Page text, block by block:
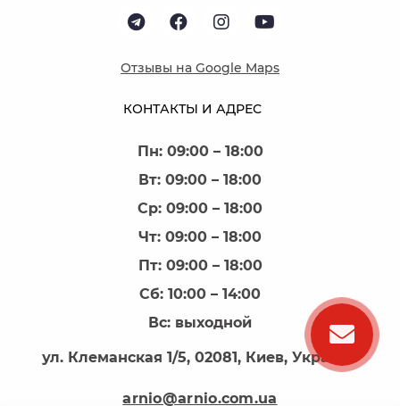
КОНТАКТЫ И АДРЕС
Пн: 09:00 – 18:00
Вт: 09:00 – 18:00
Ср: 09:00 – 18:00
Чт: 09:00 – 18:00
Пт: 09:00 – 18:00
Сб: 10:00 – 14:00
Вс: выходной
ул. Клеманская 1/5, 02081, Киев, Украина
arnio@arnio.com.ua
Отзывы на Google Maps